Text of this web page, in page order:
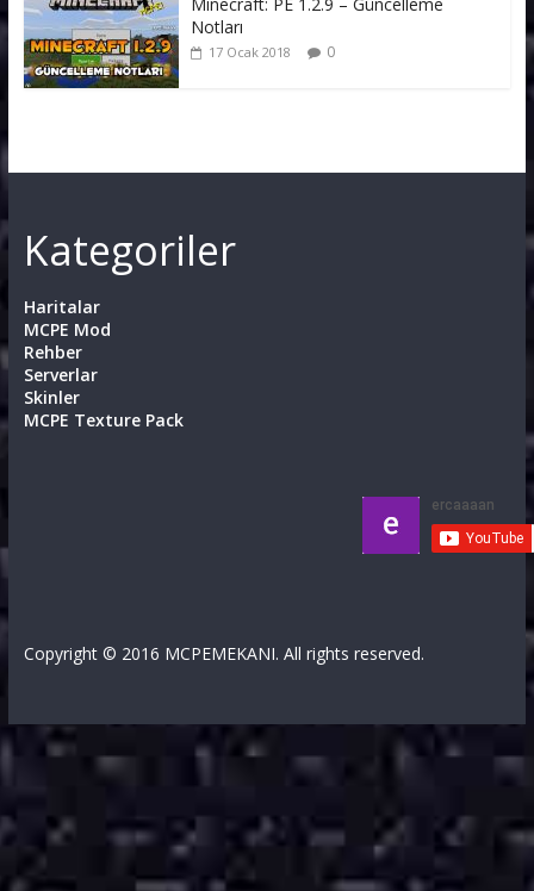
Notları
17 Ocak 2018 0
Kategoriler
Haritalar
MCPE Mod
Rehber
Serverlar
Skinler
MCPE Texture Pack
Copyright © 2016 MCPEMEKANI. All rights reserved.